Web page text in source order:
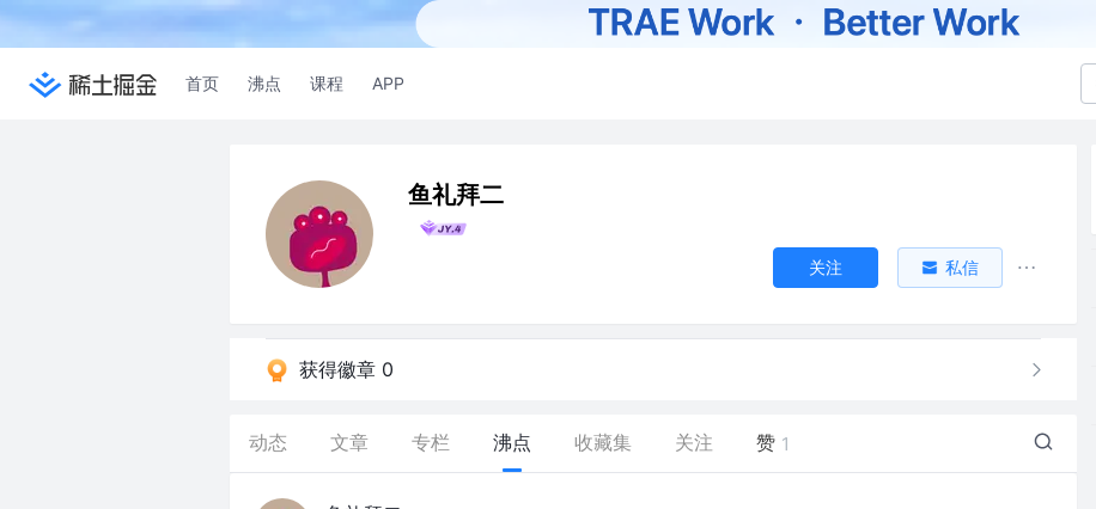
首页 沸点 课程 APP
鱼礼拜二
关注 私信
获得徽章 0
动态 文章 专栏 沸点 收藏集 关注 赞 1